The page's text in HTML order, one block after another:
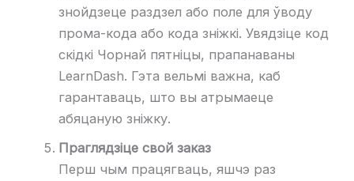
знойдзеце раздзел або поле для ўводу
прома-кода або кода зніжкі. Увядзіце код
скідкі Чорнай пятніцы, прапанаваны
LearnDash. Гэта вельмі важна, каб
гарантаваць, што вы атрымаеце
абяцаную зніжку.
Праглядзіце свой заказ
Перш чым працягваць, яшчэ раз